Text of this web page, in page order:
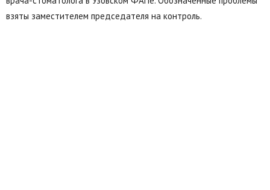
взяты заместителем председателя на контроль.